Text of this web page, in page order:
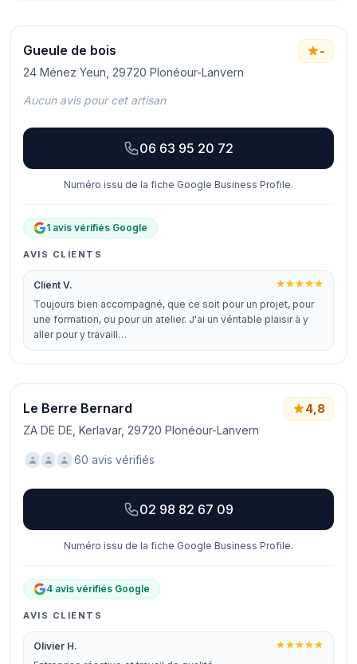
Gueule de bois
24 Ménez Yeun, 29720 Plonéour-Lanvern
-
Aucun avis pour cet artisan
06 63 95 20 72
Numéro issu de la fiche Google Business Profile.
1 avis vérifiés Google
AVIS CLIENTS
Client V.
Toujours bien accompagné, que ce soit pour un projet, pour
une formation, ou pour un atelier. J'ai un véritable plaisir à y
aller pour y travaill…
Le Berre Bernard
ZA DE DE, Kerlavar, 29720 Plonéour-Lanvern
4,8
60 avis vérifiés
02 98 82 67 09
Numéro issu de la fiche Google Business Profile.
4 avis vérifiés Google
AVIS CLIENTS
Olivier H.